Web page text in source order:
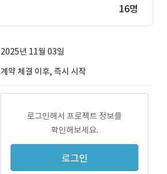
16명
2025년 11월 03일
계약 체결 이후, 즉시 시작
로그인해서 프로젝트 정보를
확인해보세요.
로그인